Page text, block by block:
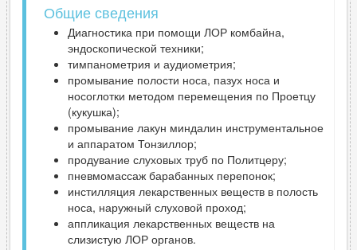
Общие сведения
Диагностика при помощи ЛОР комбайна,
эндоскопической техники;
тимпанометрия и аудиометрия;
промывание полости носа, пазух носа и
носоглотки методом перемещения по Проетцу
(кукушка);
промывание лакун миндалин инструментальное
и аппаратом Тонзиллор;
продувание слуховых труб по Политцеру;
пневмомассаж барабанных перепонок;
инстилляция лекарственных веществ в полость
носа, наружный слуховой проход;
аппликация лекарственных веществ на
слизистую ЛОР органов.